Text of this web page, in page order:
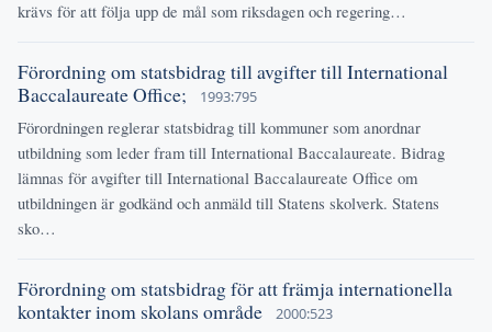
krävs för att följa upp de mål som riksdagen och regering…
Förordning om statsbidrag till avgifter till International
Baccalaureate Office;
1993:795
Förordningen reglerar statsbidrag till kommuner som anordnar
utbildning som leder fram till International Baccalaureate. Bidrag
lämnas för avgifter till International Baccalaureate Office om
utbildningen är godkänd och anmäld till Statens skolverk. Statens
sko…
Förordning om statsbidrag för att främja internationella
kontakter inom skolans område
2000:523